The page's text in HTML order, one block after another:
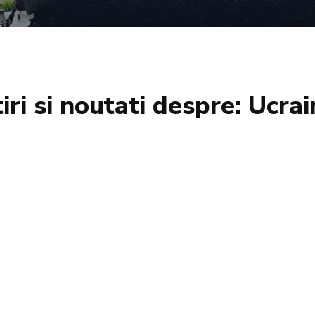
si noutati despre: